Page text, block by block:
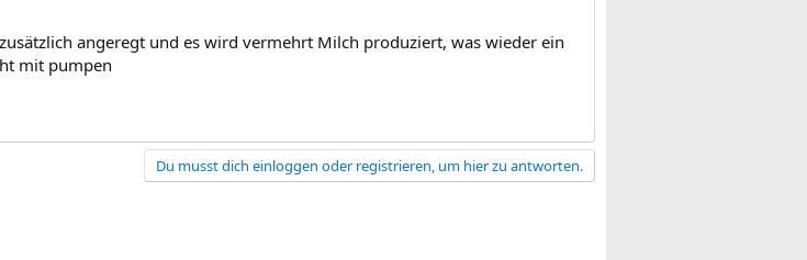
angeregt und es wird vermehrt Milch produziert, was wieder ein
mit pumpen
Du musst dich einloggen oder registrieren, um hier zu antworten.